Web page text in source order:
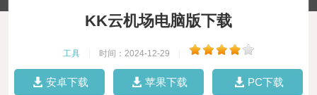
KK云机场电脑版下载
工具 时间：2024-12-29
安卓下载 苹果下载 PC下载